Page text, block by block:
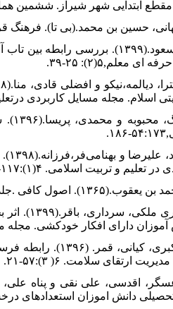
ابتدایی شهر شیراز. ششمین
۹. صالحی، مسعود.(۱۳۹۹).
معلم,۵(۲): ۲۵-۳۹.
اسلام. مجله مسایل کاربردی درتعلیم و
۱۱.
و تربیت اسلامی. ۴(۱):۱۱۷-۱۴۴.
۱۴.
دارای افکار خودکشی. مجله مسائل
۱۵. مطلبی،
ارتقای سلامت. ۶( ۳):۵۷-۲۱.
دانش اموزان استعدادهای درخشان.